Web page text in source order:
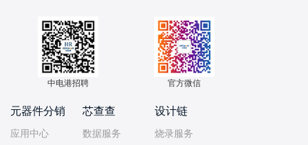
中电港招聘 官方微信
元器件分销
应用中心
芯查查
数据服务
设计链
烧录服务